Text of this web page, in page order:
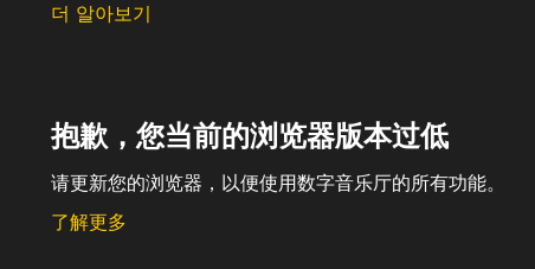
더 알아보기
抱歉，您当前的浏览器版本过低
请更新您的浏览器，以便使用数字音乐厅的所有功能。
了解更多